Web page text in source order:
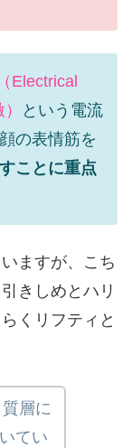
Electrical
という電流
の表情筋を
ことに重点
ますが、こち
きしめとハリ
くリフティと
層に
てい